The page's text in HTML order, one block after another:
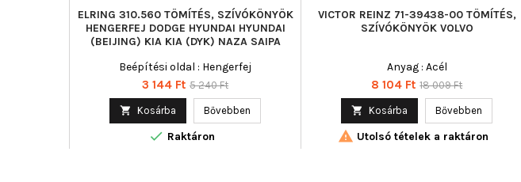
ELRING 310.560 TÖMÍTÉS, SZÍVÓKÖNYÖK
HENGERFEJ DODGE HYUNDAI HYUNDAI
(BEIJING) KIA KIA (DYK) NAZA SAIPA
Beépítési oldal : Hengerfej
Ár
3 144 Ft Normál
5 240 Ft
 Kosárba Bővebben
 Raktáron
VICTOR REINZ 71-39438-00 TÖMÍTÉS,
SZÍVÓKÖNYÖK VOLVO
Anyag : Acél
Ár
8 104 Ft Normál
18 009 Ft
 Kosárba Bővebben
 Utolsó tételek a raktáron